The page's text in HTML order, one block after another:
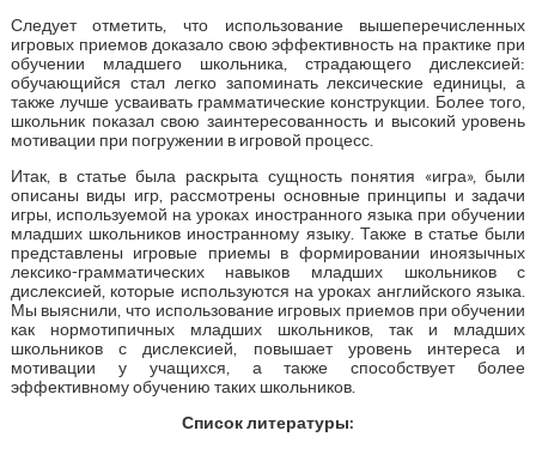
Следует отметить, что использование вышеперечисленных
игровых приемов доказало свою эффективность на практике при
обучении младшего школьника, страдающего дислексией:
обучающийся стал легко запоминать лексические единицы, а
также лучше усваивать грамматические конструкции. Более того,
школьник показал свою заинтересованность и высокий уровень
мотивации при погружении в игровой процесс.
Итак, в статье была раскрыта сущность понятия «игра», были
описаны виды игр, рассмотрены основные принципы и задачи
игры, используемой на уроках иностранного языка при обучении
младших школьников иностранному языку. Также в статье были
представлены игровые приемы в формировании иноязычных
лексико-грамматических навыков младших школьников с
дислексией, которые используются на уроках английского языка.
Мы выяснили, что использование игровых приемов при обучении
как нормотипичных младших школьников, так и младших
школьников с дислексией, повышает уровень интереса и
мотивации у учащихся, а также способствует более
эффективному обучению таких школьников.
Список литературы: